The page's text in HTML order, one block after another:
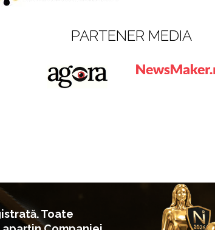
PARTENER MEDIA
Toate